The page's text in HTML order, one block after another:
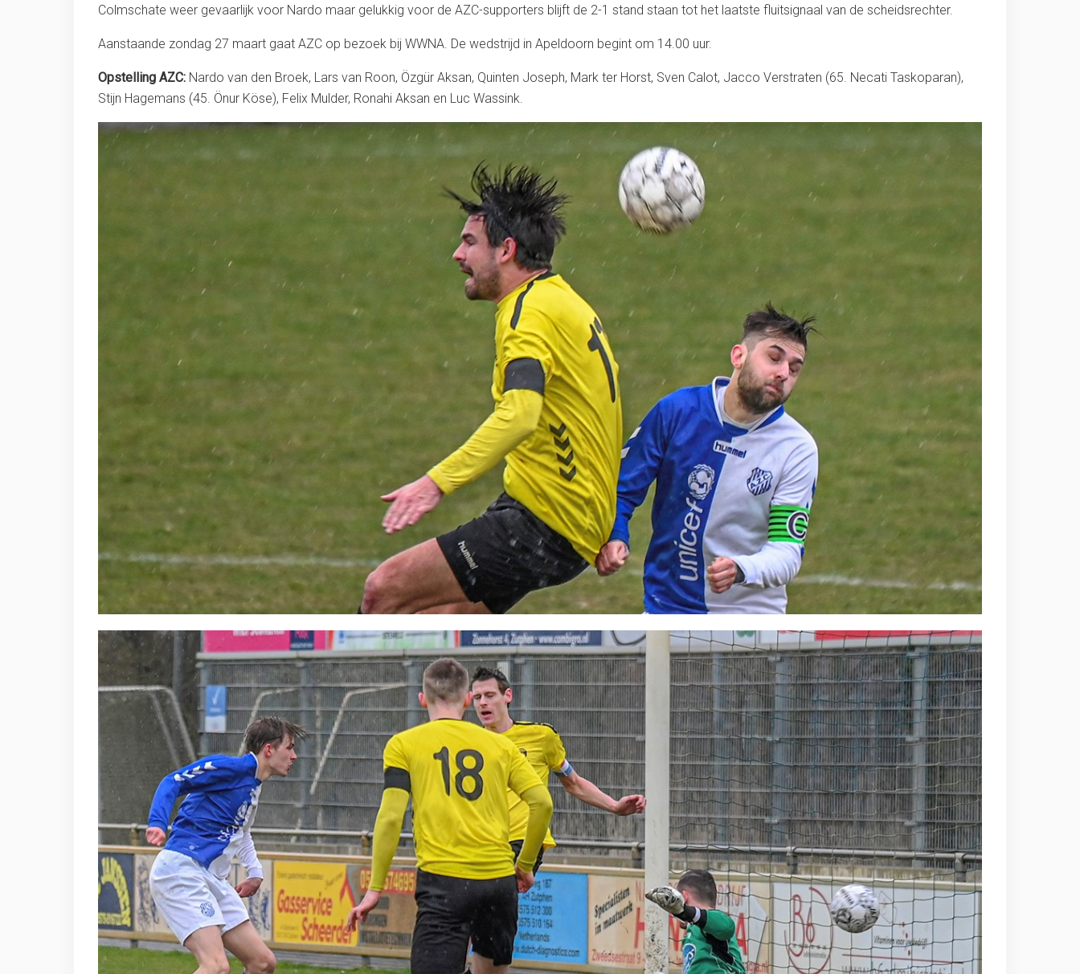
Colmschate weer gevaarlijk voor Nardo maar gelukkig voor de AZC-supporters blijft de 2-1 stand staan tot het laatste fluitsignaal van de scheidsrechter.
Aanstaande zondag 27 maart gaat AZC op bezoek bij WWNA. De wedstrijd in Apeldoorn begint om 14.00 uur.
Opstelling AZC: Nardo van den Broek, Lars van Roon, Özgür Aksan, Quinten Joseph, Mark ter Horst, Sven Calot, Jacco Verstraten (65. Necati Taskoparan),
Stijn Hagemans (45. Önur Köse), Felix Mulder, Ronahi Aksan en Luc Wassink.